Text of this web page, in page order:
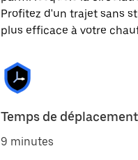
Profitez d'un trajet sans
plus efficace à votre
Temps de
9 minutes